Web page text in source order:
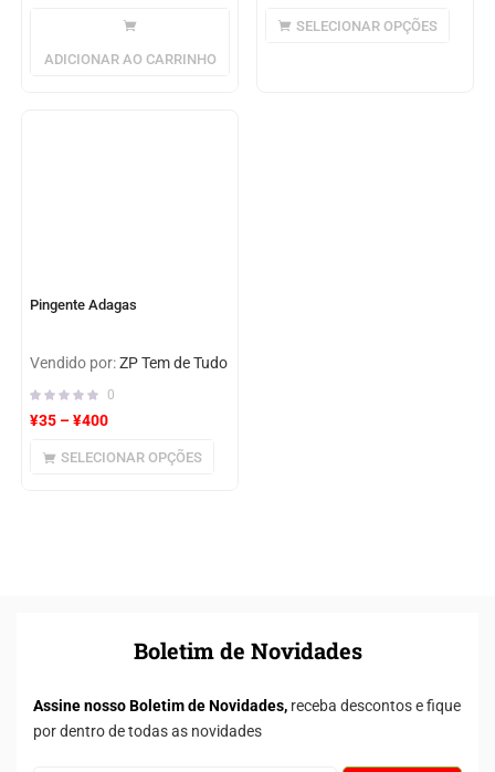
ADICIONAR AO CARRINHO
SELECIONAR OPÇÕES
Pingente Adagas
Vendido por:ZP Tem de Tudo
0
¥35 – ¥400
SELECIONAR OPÇÕES
Boletim de Novidades
Assine nosso Boletim de Novidades, receba descontos e fique
por dentro de todas as novidades